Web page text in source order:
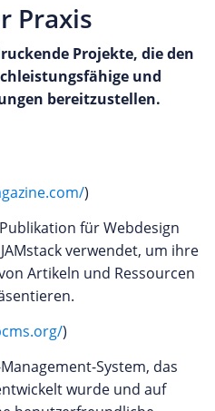
Praxis
Projekte, die den
und
bereitzustellen.
)
für Webdesign
verwendet, um ihre
Artikeln und Ressourcen
)
System, das
wurde und auf